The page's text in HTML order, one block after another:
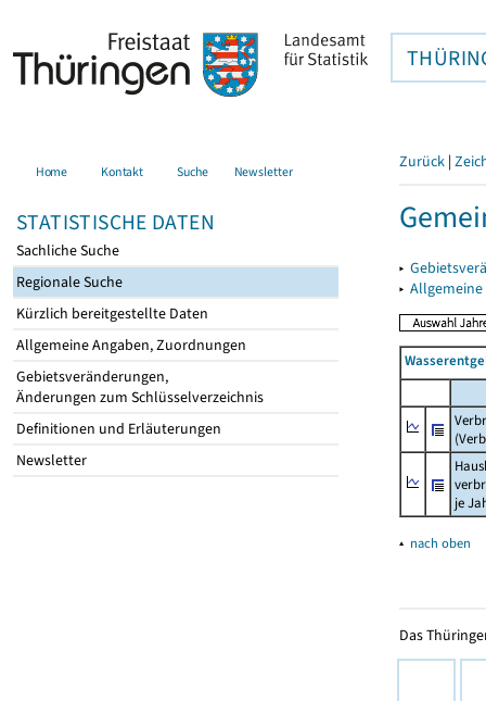
Home Kontakt Suche Newsletter
STATISTISCHE DATEN
Sachliche Suche
Regionale Suche
Kürzlich bereitgestellte Daten
Allgemeine Angaben, Zuordnungen
Gebietsveränderungen,
Änderungen zum Schlüsselverzeichnis
Definitionen und Erläuterungen
Newsletter
Zurück |
▸
▸
je
▴ nach oben
Das